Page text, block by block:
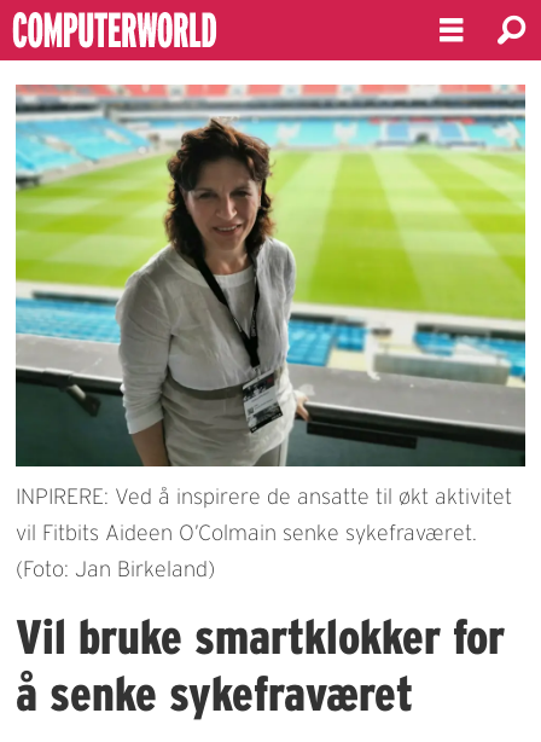
INPIRERE: Ved å inspirere de ansatte til økt aktivitet
vil Fitbits Aideen O’Colmain senke sykefraværet.
(Foto: Jan Birkeland)
Vil bruke smartklokker for
å senke sykefraværet